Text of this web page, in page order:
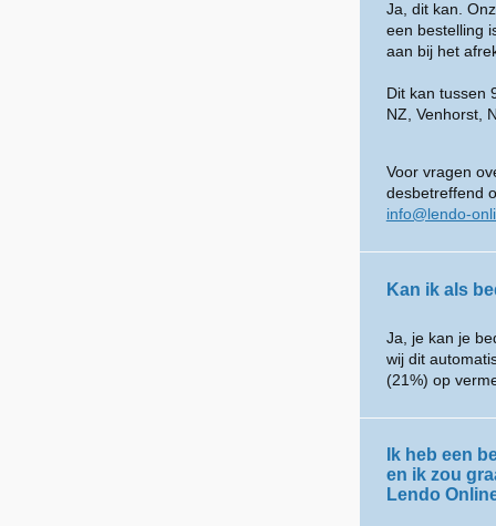
Ja, dit kan.
een bestelling
aan bij het
Dit kan tussen
NZ, Venhorst,
Voor vragen
desbetreffend
info@lendo-
Kan ik als
Ja, je kan je
wij dit
(21%) op
Ik heb een
en ik zou
Lendo